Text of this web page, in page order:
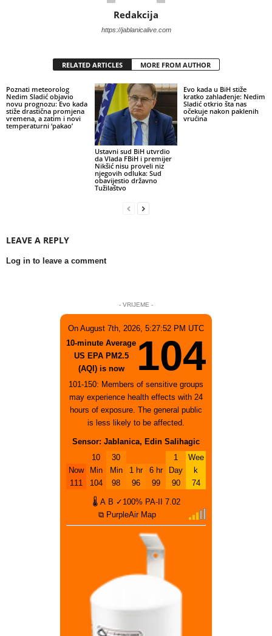
Redakcija
https://jablanicalive.com
RELATED ARTICLES MORE FROM AUTHOR
Poznati meteorolog
Nedim Sladić objavio
novu prognozu: Evo kada
stiže drastična promjena
vremena, a zatim i novi
temperaturni ‘pakao’
Ustavni sud BiH utvrdio
da Vlada FBiH i premijer
Nikšić nisu proveli niz
njegovih odluka: Sud
obavijestio državno
Tužilaštvo
Evo kada u BiH stiže
kratko zahlađenje: Nedim
Sladić otkrio šta nas
očekuje nakon paklenih
vrućina
LEAVE A REPLY
Log in to leave a comment
- VRIJEME -
On August 7th, 2026, 5:27:52 PM UTC
10-minute Average
US EPA PM2.5
(AQI) is now
104
101-150: Members of sensitive groups
may experience health effects with 24
hours of exposure. The general public
is less likely to be affected.
Sensor: Jablanica, Edin Salihagic
Now
111
10
Min
104
30
Min
98
1 hr
96
6 hr
99
1
Day
90
Wee
k
74
🌡 A B ✓100% PA-II 7.02
⧉ PurpleAir Map